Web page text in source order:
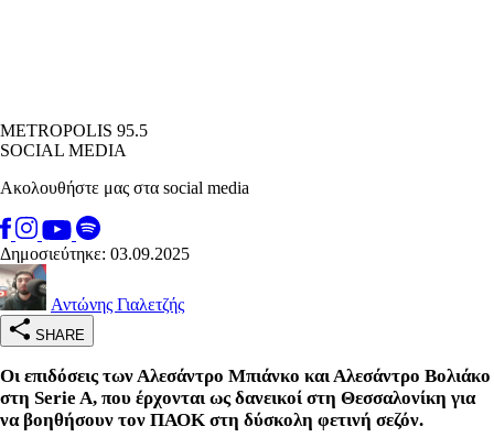
METROPOLIS 95.5
SOCIAL MEDIA
Ακολουθήστε μας στα social media
Δημοσιεύτηκε: 03.09.2025
Αντώνης Γιαλετζής
SHARE
Οι επιδόσεις των Αλεσάντρο Μπιάνκο και Αλεσάντρο Βολιάκο
στη Serie A, που έρχονται ως δανεικοί στη Θεσσαλονίκη για
να βοηθήσουν τον ΠΑΟΚ στη δύσκολη φετινή σεζόν.